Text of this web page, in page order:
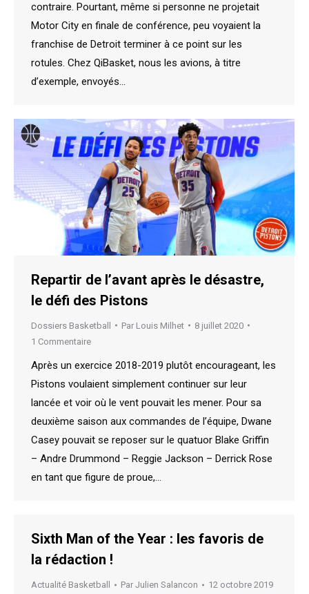
contraire. Pourtant, même si personne ne projetait
Motor City en finale de conférence, peu voyaient la
franchise de Detroit terminer à ce point sur les
rotules. Chez QiBasket, nous les avions, à titre
d’exemple, envoyés…
Repartir de l’avant après le désastre,
le défi des Pistons
Dossiers Basketball Par Louis Milhet
8 juillet 2020
1 Commentaire
Après un exercice 2018-2019 plutôt encourageant, les
Pistons voulaient simplement continuer sur leur
lancée et voir où le vent pouvait les mener. Pour sa
deuxième saison aux commandes de l’équipe, Dwane
Casey pouvait se reposer sur le quatuor Blake Griffin
– Andre Drummond – Reggie Jackson – Derrick Rose
en tant que figure de proue,…
Sixth Man of the Year : les favoris de
la rédaction !
Actualité Basketball Par Julien Salancon 12 octobre 2019